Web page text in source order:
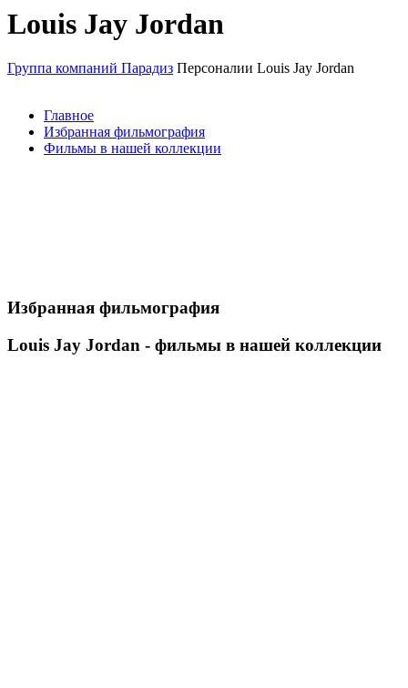
Louis Jay Jordan
Группа компаний Парадиз Персоналии Louis Jay Jordan
Главное
Избранная фильмография
Фильмы в нашей коллекции
Избранная фильмография
Louis Jay Jordan - фильмы в нашей коллекции